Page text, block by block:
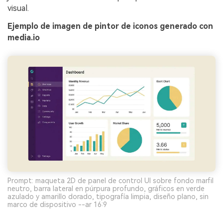
visual.
Ejemplo de imagen de pintor de iconos generado con
media.io
Prompt: maqueta 2D de panel de control UI sobre fondo marfil
neutro, barra lateral en púrpura profundo, gráficos en verde
azulado y amarillo dorado, tipografía limpia, diseño plano, sin
marco de dispositivo --ar 16:9